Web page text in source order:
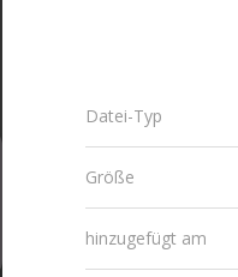
Datei-Typ
Größe
hinzugefügt am